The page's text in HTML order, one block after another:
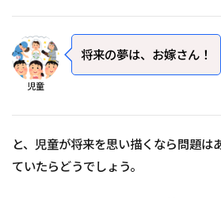
児童
将来の夢は、お嫁さん！
と、児童が将来を思い描くなら問題は
ていたらどうでしょう。